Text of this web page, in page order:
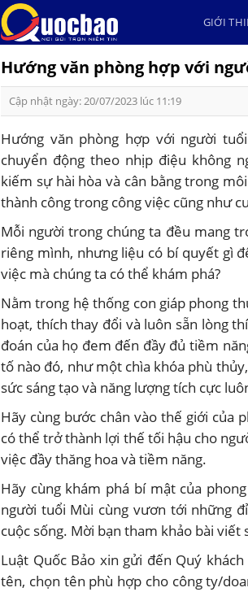
GIỚI
Hướng văn phòng hợp với
Cập nhật ngày: 20/07/2023 lúc 11:19
Hướng văn phòng hợp với người
chuyển động theo nhịp điệu không
kiếm sự hài hòa và cân bằng trong
thành công trong công việc cũng như
Mỗi người trong chúng ta đều mang
riêng mình, nhưng liệu có bí quyết gì
việc mà chúng ta có thể khám phá?
Nằm trong hệ thống con giáp phong
hoạt, thích thay đổi và luôn sẵn lòng
đoán của họ đem đến đầy đủ tiềm
tố nào đó, như một chìa khóa phù
sức sáng tạo và năng lượng tích cực
Hãy cùng bước chân vào thế giới của
có thể trở thành lợi thế tối hậu cho
việc đầy thăng hoa và tiềm năng.
Hãy cùng khám phá bí mật của
người tuổi Mùi cùng vươn tới những
cuộc sống. Mời bạn tham khảo bài viết
Luật Quốc Bảo xin gửi đến Quý
tên, chọn tên phù hợp cho công ty/